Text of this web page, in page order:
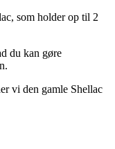
som holder op til 2
du kan gøre
vi den gamle Shellac